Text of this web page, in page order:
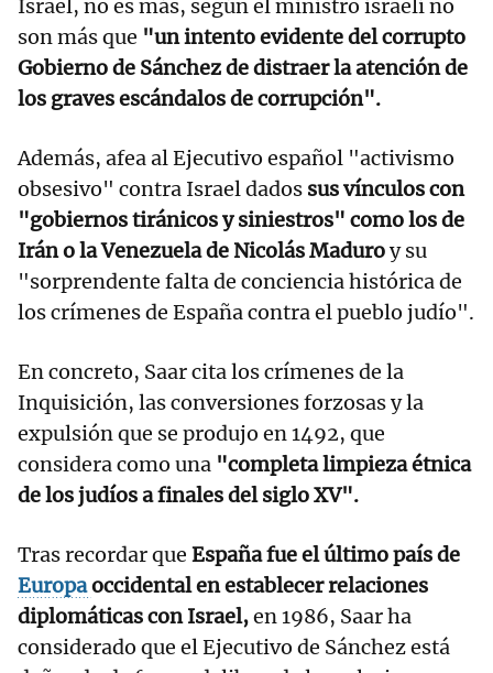
Israel, no es más, según el ministro israelí no
son más que "un intento evidente del corrupto
Gobierno de Sánchez de distraer la atención de
los graves escándalos de corrupción".
Además, afea al Ejecutivo español "activismo
obsesivo" contra Israel dados sus vínculos con
"gobiernos tiránicos y siniestros" como los de
Irán o la Venezuela de Nicolás Maduroy su
"sorprendente falta de conciencia histórica de
los crímenes de España contra el pueblo judío".
En concreto, Saar cita los crímenes de la
Inquisición, las conversiones forzosas y la
expulsión que se produjo en 1492, que
considera como una "completa limpieza étnica
de los judíos a finales del siglo XV".
Tras recordar que España fue el último país de
Europaoccidental en establecer relaciones
diplomáticas con Israel,en 1986, Saar ha
considerado que el Ejecutivo de Sánchez está